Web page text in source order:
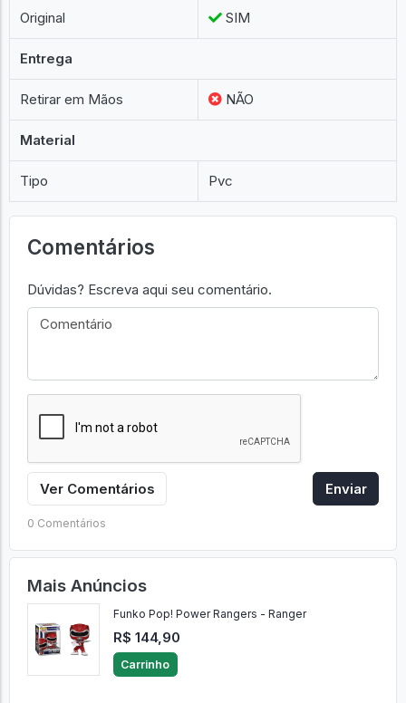
Original SIM
Entrega
Retirar em Mãos NÃO
Material
Tipo Pvc
Comentários
Dúvidas? Escreva aqui seu comentário.
Ver Comentários Enviar
0 Comentários
Mais Anúncios
Funko Pop! Power Rangers - Ranger
R$ 144,90
Carrinho